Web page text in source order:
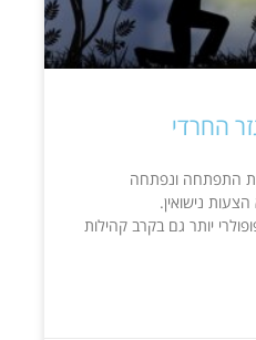
החרדי
התפתחה ונפתחה
נישואין.
יותר גם בקרב קהילות